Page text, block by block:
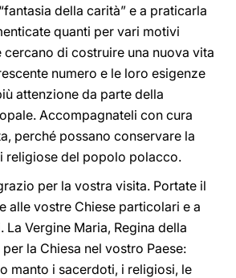
della carità” e a praticarla
quanti per vari motivi
cercano di costruire una nuova vita
numero e le loro esigenze
attenzione da parte della
Accompagnateli con cura
perché possano conservare la
religiose del popolo polacco.
per la vostra visita. Portate il
alle vostre Chiese particolari e a
Vergine Maria, Regina della
la Chiesa nel vostro Paese:
manto i sacerdoti, i religiosi, le